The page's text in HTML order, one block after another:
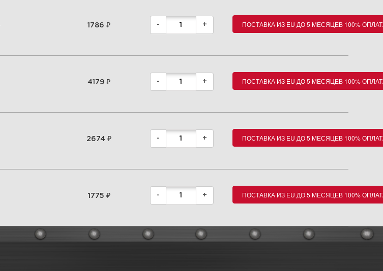
1786₽ - + ПОСТАВКА ИЗ EU ДО 5 МЕСЯЦЕВ 100%
4179₽ - + ПОСТАВКА ИЗ EU ДО 5 МЕСЯЦЕВ 100%
2674₽ - + ПОСТАВКА ИЗ EU ДО 5 МЕСЯЦЕВ 100%
1775 ₽ - + ПОСТАВКА ИЗ EU ДО 5 МЕСЯЦЕВ 100%